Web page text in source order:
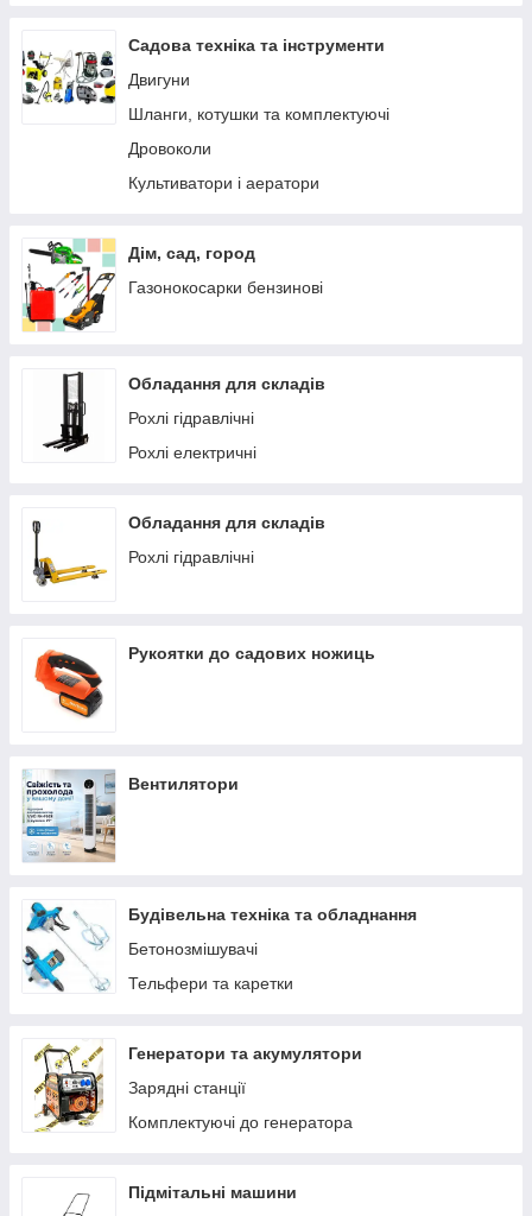
Садова техніка та інструменти
Двигуни
Шланги, котушки та комплектуючі
Дровоколи
Культиватори і аератори
Дім, сад, город
Газонокосарки бензинові
Обладання для складів
Рохлі гідравлічні
Рохлі електричні
Обладання для складів
Рохлі гідравлічні
Рукоятки до садових ножиць
Вентилятори
Будівельна техніка та обладнання
Бетонозмішувачі
Тельфери та каретки
Генератори та акумулятори
Зарядні станції
Комплектуючі до генератора
Підмітальні машини